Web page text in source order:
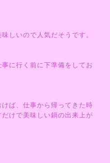
しいので人気だそうです。
に行く前に下準備をしてお
ば、仕事から帰ってきた時
けで美味しい鍋の出来上が